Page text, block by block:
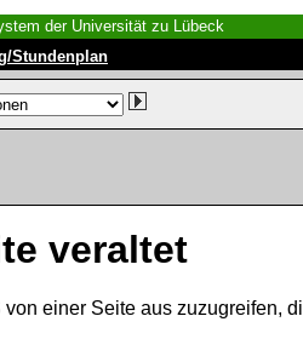
der Universität zu Lübeck
Stundenplan
veraltet
von einer Seite aus zuzugreifen,